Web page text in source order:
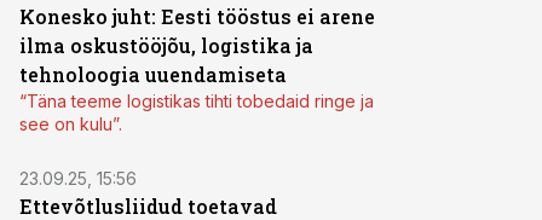
Konesko juht: Eesti tööstus ei arene
ilma oskustööjõu, logistika ja
tehnoloogia uuendamiseta
“Täna teeme logistikas tihti tobedaid ringe ja
see on kulu”.
23.09.25, 15:56
Ettevõtlusliidud toetavad